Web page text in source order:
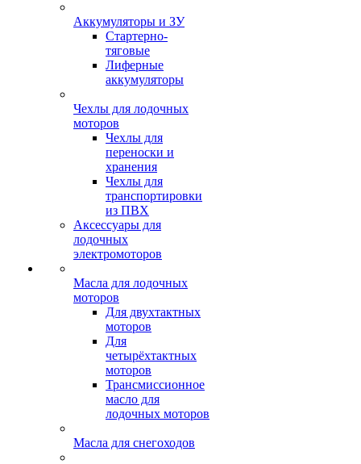
Аккумуляторы и ЗУ
Стартерно-
тяговые
Лиферные
аккумуляторы
Чехлы для лодочных
моторов
Чехлы для
переноски и
хранения
Чехлы для
транспортировки
из ПВХ
Аксессуары для
лодочных
электромоторов
Масла для лодочных
моторов
Для двухтактных
моторов
Для
четырёхтактных
моторов
Трансмиссионное
масло для
лодочных моторов
Масла для снегоходов